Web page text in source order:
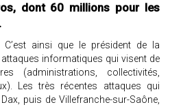
dont 60 millions pour les
C’est ainsi que le président de la
attaques informatiques qui visent de
(administrations, collectivités,
Les très récentes attaques qui
puis de Villefranche-sur-Saône,